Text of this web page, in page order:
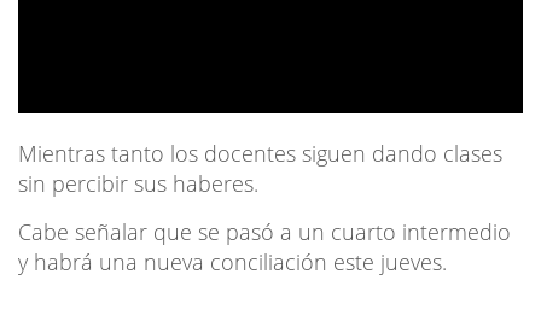
Mientras tanto los docentes siguen dando clases
sin percibir sus haberes.
Cabe señalar que se pasó a un cuarto intermedio
y habrá una nueva conciliación este jueves.